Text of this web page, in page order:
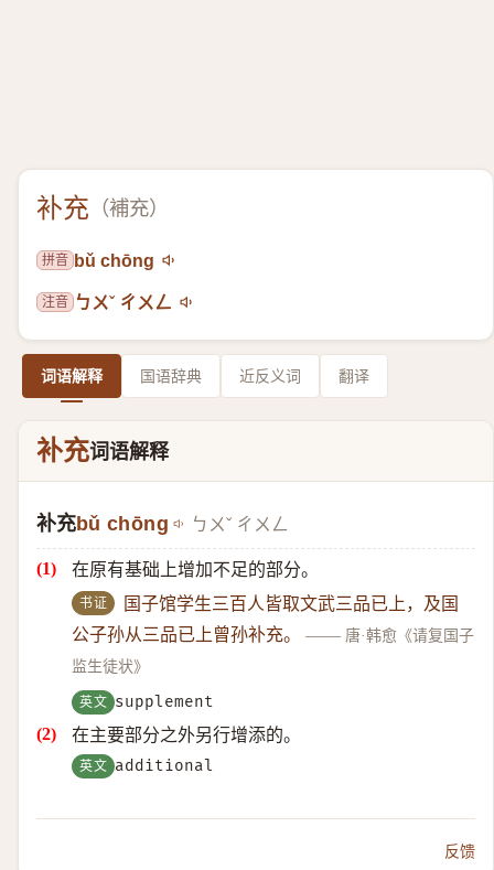
补充 （補充）
拼音 bǔ chōng
注音 ㄅㄨˇ ㄔㄨㄥ
词语解释 国语辞典 近反义词 翻译
补充词语解释
补充bǔ chōng ㄅㄨˇ ㄔㄨㄥ
在原有基础上增加不足的部分。
书证
国子馆学生三百人皆取文武三品已上，及国
公子孙从三品已上曾孙补充。
—— 唐·韩愈《请复国子
监生徒状》
英文 supplement
在主要部分之外另行增添的。
英文 additional
反馈